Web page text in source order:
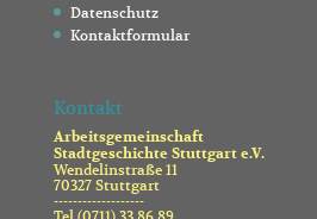
Datenschutz
Kontaktformular
Kontakt
Arbeitsgemeinschaft
Stadtgeschichte Stuttgart e.V.
Wendelinstraße 11
70327 Stuttgart
-------------------